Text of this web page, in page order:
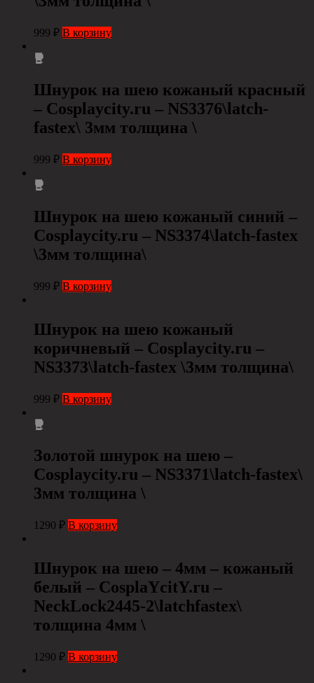
999 ₽ В корзину
Шнурок на шею кожаный красный
– Сosplaycity.ru – NS3376\latch-
fastex\ 3мм толщина \
999 ₽ В корзину
Шнурок на шею кожаный синий –
Сosplaycity.ru – NS3374\latch-fastex
\3мм толщина\
999 ₽ В корзину
Шнурок на шею кожаный
коричневый – Сosplaycity.ru –
NS3373\latch-fastex \3мм толщина\
999 ₽ В корзину
Золотой шнурок на шею –
Сosplaycity.ru – NS3371\latch-fastex\
3мм толщина \
1290 ₽ В корзину
Шнурок на шею – 4мм – кожаный
белый – CosplaYcitY.ru –
NeckLock2445-2\latchfastex\
толщина 4мм \
1290 ₽ В корзину